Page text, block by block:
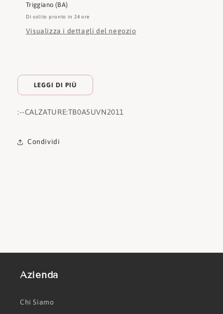
Triggiano (BA)
Di solito pronto in 24 ore
Visualizza i dettagli del negozio
LEGGI DI PIÙ
:--CALZATURE:TB0A5UVN2011
Condividi
Azienda
Chi Siamo